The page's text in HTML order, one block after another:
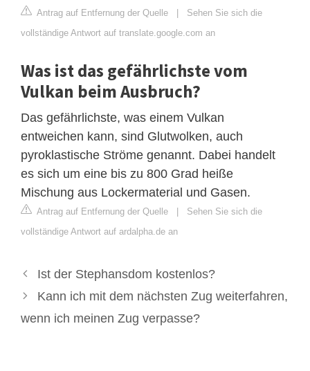
Antrag auf Entfernung der Quelle | Sehen Sie sich die
vollständige Antwort auf translate.google.com an
Was ist das gefährlichste vom
Vulkan beim Ausbruch?
Das gefährlichste, was einem Vulkan
entweichen kann, sind Glutwolken, auch
pyroklastische Ströme genannt. Dabei handelt
es sich um eine bis zu 800 Grad heiße
Mischung aus Lockermaterial und Gasen.
Antrag auf Entfernung der Quelle | Sehen Sie sich die
vollständige Antwort auf ardalpha.de an
Ist der Stephansdom kostenlos?
Kann ich mit dem nächsten Zug weiterfahren,
wenn ich meinen Zug verpasse?